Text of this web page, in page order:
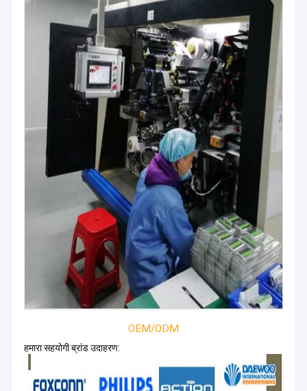
OEM/ODM
हमारा सहयोगी ब्रांड उदाहरण: